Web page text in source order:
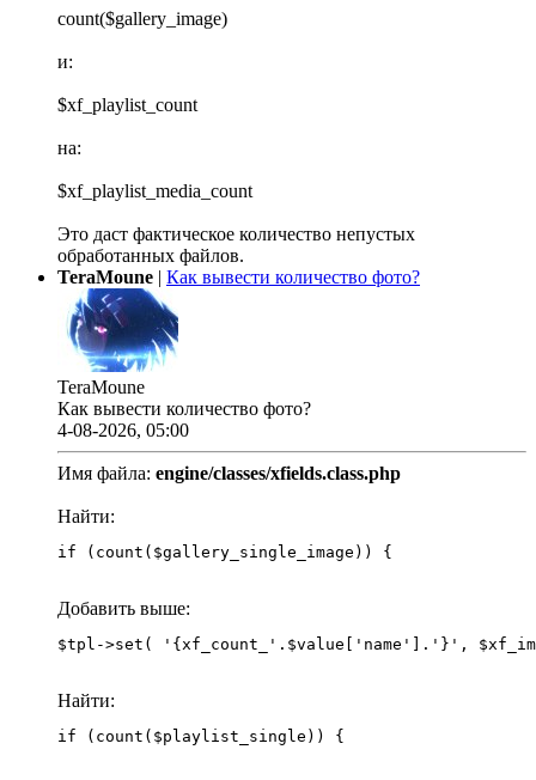
count($gallery_image)
и:
$xf_playlist_count
на:
$xf_playlist_media_count
Это даст фактическое количество непустых
обработанных файлов.
TeraMoune | Как вывести количество фото?
TeraMoune
Как вывести количество фото?
4-08-2026, 05:00
Имя файла: engine/classes/xfields.class.php
Найти:
if (count($gallery_single_image)) {
Добавить выше:
Найти:
if (count($playlist_single)) {